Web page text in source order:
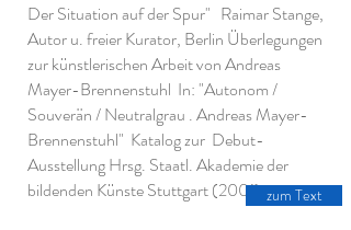
Der Situation auf der Spur" Raimar Stange,
Autor u. freier Kurator, Berlin Überlegungen
zur künstlerischen Arbeit von Andreas
Mayer-Brennenstuhl In: "Autonom /
Souverän / Neutralgrau . Andreas Mayer-
Brennenstuhl" Katalog zur Debut-
Ausstellung Hrsg. Staatl. Akademie der
bildenden Künste Stuttgart (2001) zum Text